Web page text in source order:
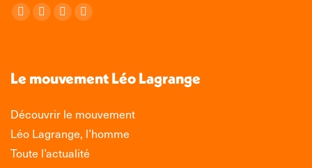
Retrouvez-nous sur :
La
s'ouvre
une
nouvelle
fenêtre
La
s'ouvre
une
fenêtre
La
s'ouvre
une
nouvelle
fenêtre
La
s'ouvre
une
nouvelle
fenêtre
Le mouvement Léo Lagrange
Découvrir le mouvement
Léo Lagrange, l’homme
Toute l’actualité